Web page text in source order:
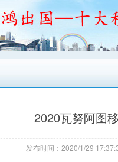
2020瓦努阿图
发布时间：2020/1/29